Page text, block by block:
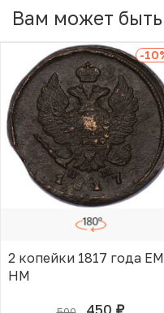
Вам может
-10
2 копейки 1817 года ЕМ
НМ
450